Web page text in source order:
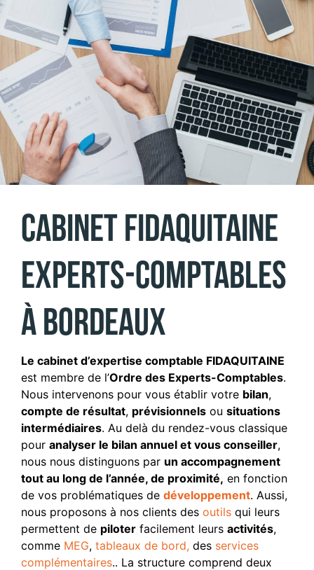
Cabinet Fidaquitaine
Experts-Comptables
à Bordeaux
Le cabinet d’expertise comptable FIDAQUITAINE
est membre de l’Ordre des Experts-Comptables.
Nous intervenons pour vous établir votre bilan,
compte de résultat, prévisionnels ou situations
intermédiaires. Au delà du rendez-vous classique
pour analyser le bilan annuel et vous conseiller,
nous nous distinguons par un accompagnement
tout au long de l’année, de proximité, en fonction
de vos problématiques de développement. Aussi,
nous proposons à nos clients des outils qui leurs
permettent de piloter facilement leurs activités,
comme MEG, tableaux de bord, des services
complémentaires.. La structure comprend deux